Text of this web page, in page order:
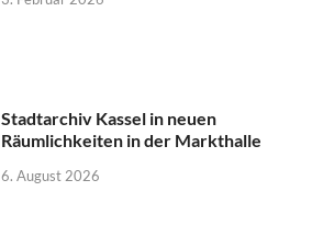
Stadtarchiv Kassel in neuen
Räumlichkeiten in der Markthalle
6. August 2026